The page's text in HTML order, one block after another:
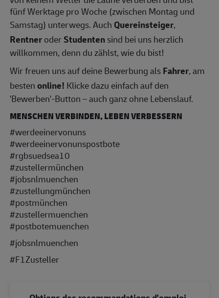
fünf Werktage pro Woche (zwischen Montag und
Samstag) unterwegs. Auch Quereinsteiger,
RentneroderStudentensind bei uns herzlich
willkommen, denn du zählst, wie du bist!
Wir freuen uns auf deine Bewerbung alsFahrer, am
bestenonline! Klicke dazu einfach auf den
'Bewerben'-Button – auch ganz ohne Lebenslauf.
MENSCHEN VERBINDEN, LEBEN VERBESSERN
#werdeeinervonuns
#werdeeinervonunspostbote
#rgbsuedsea10
#zustellermünchen
#jobsnlmuenchen
#zustellungmünchen
#postmünchen
#zustellermuenchen
#postbotemuenchen
#jobsnlmuenchen
#F1Zusteller